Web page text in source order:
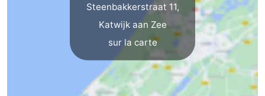
Steenbakkerstraat 11,
Katwijk aan Zee
sur la carte